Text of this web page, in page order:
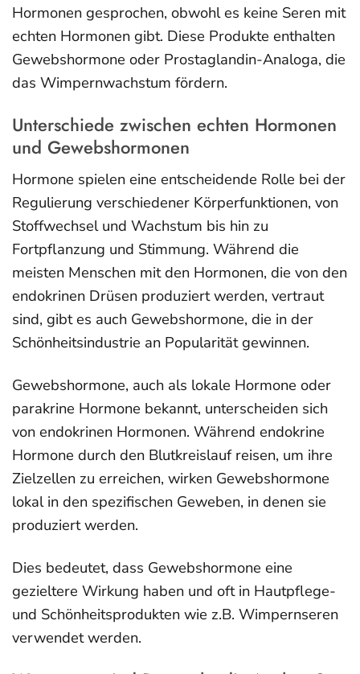
Hormonen gesprochen, obwohl es keine Seren mit
echten Hormonen gibt. Diese Produkte enthalten
Gewebshormone oder Prostaglandin-Analoga, die
das Wimpernwachstum fördern.
Unterschiede zwischen echten Hormonen
und Gewebshormonen
Hormone spielen eine entscheidende Rolle bei der
Regulierung verschiedener Körperfunktionen, von
Stoffwechsel und Wachstum bis hin zu
Fortpflanzung und Stimmung. Während die
meisten Menschen mit den Hormonen, die von den
endokrinen Drüsen produziert werden, vertraut
sind, gibt es auch Gewebshormone, die in der
Schönheitsindustrie an Popularität gewinnen.
Gewebshormone, auch als lokale Hormone oder
parakrine Hormone bekannt, unterscheiden sich
von endokrinen Hormonen. Während endokrine
Hormone durch den Blutkreislauf reisen, um ihre
Zielzellen zu erreichen, wirken Gewebshormone
lokal in den spezifischen Geweben, in denen sie
produziert werden.
Dies bedeutet, dass Gewebshormone eine
gezieltere Wirkung haben und oft in Hautpflege-
und Schönheitsprodukten wie z.B. Wimpernseren
verwendet werden.